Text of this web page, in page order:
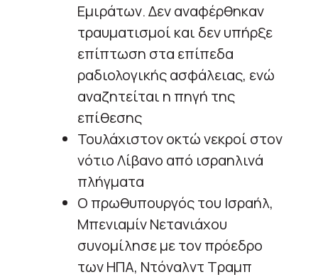
Εμιράτων. Δεν αναφέρθηκαν
τραυματισμοί και δεν υπήρξε
επίπτωση στα επίπεδα
ραδιολογικής ασφάλειας, ενώ
αναζητείται η πηγή της
επίθεσης
Τουλάχιστον οκτώ νεκροί στον
νότιο Λίβανο από ισραηλινά
πλήγματα
Ο πρωθυπουργός του Ισραήλ,
Μπενιαμίν Νετανιάχου
συνομίλησε με τον πρόεδρο
των ΗΠΑ, Ντόναλντ Τραμπ